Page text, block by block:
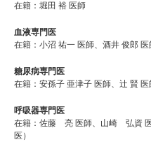
在籍：堀⽥ 裕 医師
血液専門医
在籍：小沼 祐一 医師、酒井 俊郎 医
糖尿病専門医
在籍：安孫子 亜津子 医師、辻 賢 医
呼吸器専門医
在籍：佐藤 亮 医師、山崎 弘資
医）